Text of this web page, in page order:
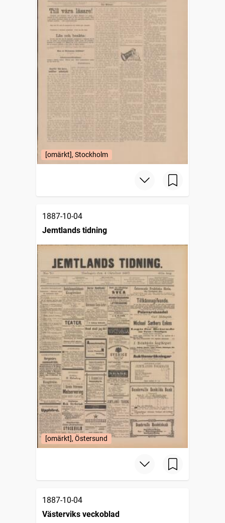
[omärkt], Stockholm
1887-10-04
Jemtlands tidning
[omärkt], Östersund
1887-10-04
Västerviks veckoblad